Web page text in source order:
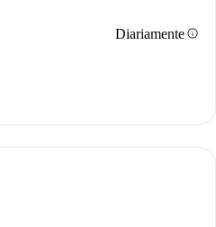
Diariamenteinfo